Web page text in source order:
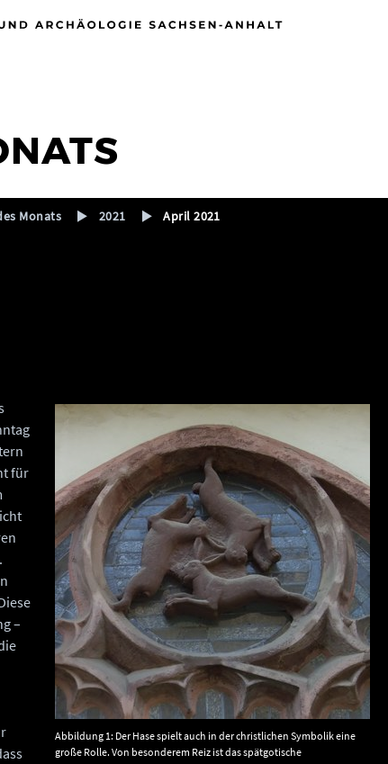
Monats 2021 April 2021
Abbildung 1: Der Hase spielt auch in der christlichen Symbolik eine
große Rolle. Von besonderem Reiz ist das spätgotische
für
–